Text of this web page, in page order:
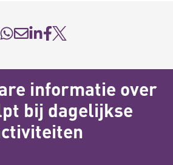
informatie over
bij dagelijkse